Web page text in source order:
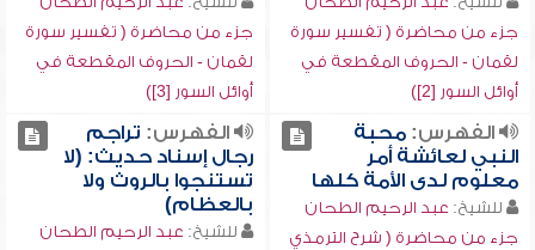
جزء من محاضرة ( تفسير سورة
لقمان - الحروف المقطعة في
أوائل السور [2])
جزء من محاضرة ( تفسير سورة
لقمان - الحروف المقطعة في
أوائل السور [3])
الفهرس:محبة
النبي لعائشة أمر
معلوم لدى الأمة كلها
للشيخ: عبد الرحيم الطحان
جزء من محاضرة ( شرح الترمذي
الفهرس: تراجم
رجال إسناد حديث: (لا
تستنجوا بالروث ولا
بالعظام)
للشيخ: عبد الرحيم الطحان